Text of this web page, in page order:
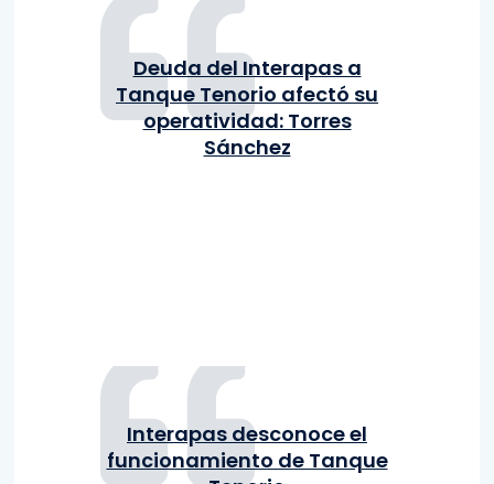
Deuda del Interapas a
Tanque Tenorio afectó su
operatividad: Torres
Sánchez
Interapas desconoce el
funcionamiento de Tanque